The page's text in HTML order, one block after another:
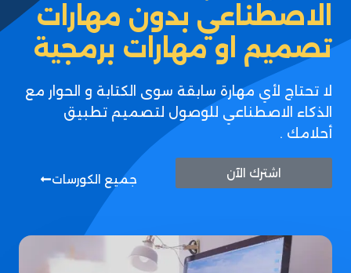
الاصطناعي بدون مهارات
تصميم او مهارات برمجية
لا تحتاج لأي مهارة سابقة سوى الكتابة و الحوار مع
الذكاء الاصطناعي للوصول لتصميم تطبيق
أحلامك .
اشترك الآن جميع الكورسات